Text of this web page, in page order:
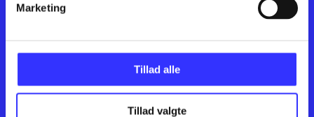
Marketing
Tillad alle
Tillad valgte
Kontakt os
Artikler
Film
Musik